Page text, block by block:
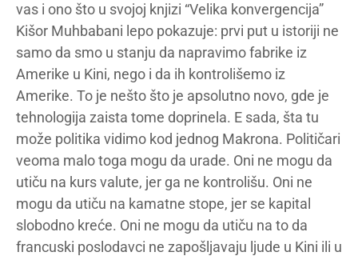
vas i ono što u svojoj knjizi “Velika konvergencija”
Kišor Muhbabani lepo pokazuje: prvi put u istoriji ne
samo da smo u stanju da napravimo fabrike iz
Amerike u Kini, nego i da ih kontrolišemo iz
Amerike. To je nešto što je apsolutno novo, gde je
tehnologija zaista tome doprinela. E sada, šta tu
može politika vidimo kod jednog Makrona. Političari
veoma malo toga mogu da urade. Oni ne mogu da
utiču na kurs valute, jer ga ne kontrolišu. Oni ne
mogu da utiču na kamatne stope, jer se kapital
slobodno kreće. Oni ne mogu da utiču na to da
francuski poslodavci ne zapošljavaju ljude u Kini ili u